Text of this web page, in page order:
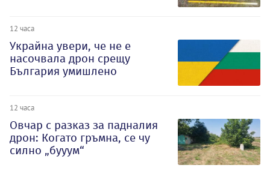
12 часа
Украйна увери, че не е
насочвала дрон срещу
България умишлено
12 часа
Овчар с разказ за падналия
дрон: Когато гръмна, се чу
силно „бууум“